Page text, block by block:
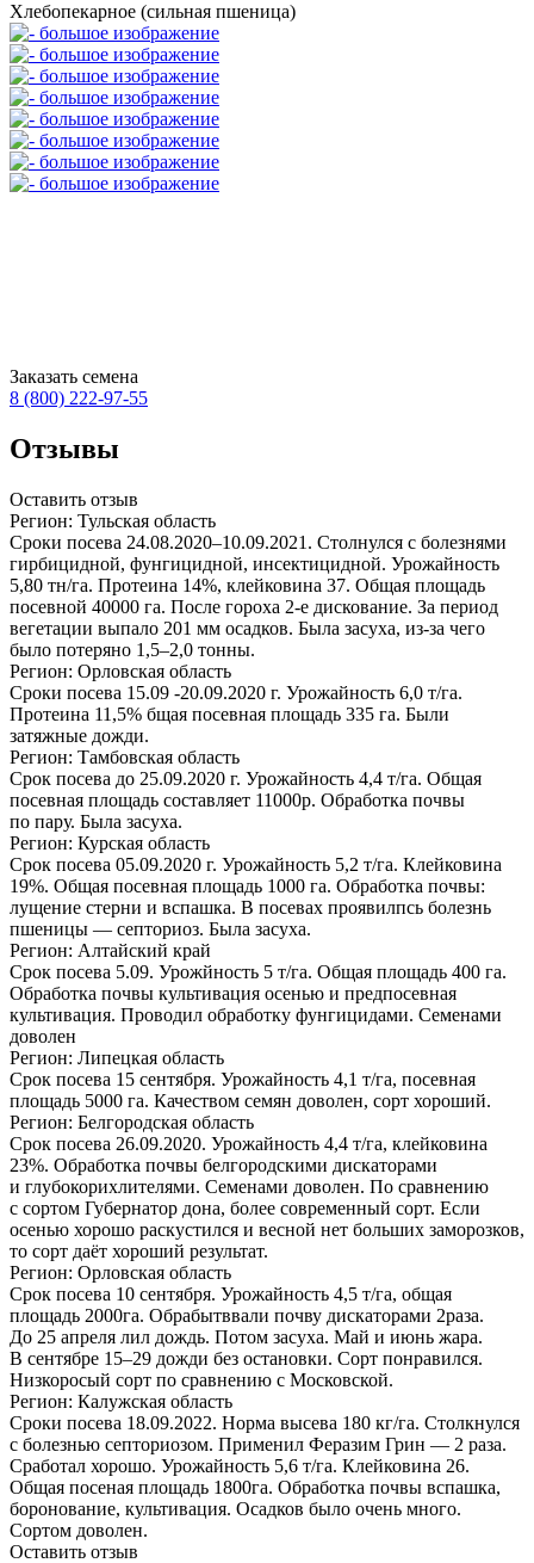
Хлебопекарное (сильная пшеница)
Заказать семена
8 (800) 222-97-55
Отзывы
Оставить отзыв
Регион: Тульская область
Сроки посева 24.08.2020–10.09.2021 . Столнулся с болезнями
гирбицидной, фунгицидной, инсектицидной. Урожайность
5,80 тн/га. Протеина 14%, клейковина 37. Общая площадь
посевной 40000 га. После гороха 2-е дискование. За период
вегетации выпало 201 мм осадков. Была засуха, из-за чего
было потеряно 1,5–2,0 тонны.
Регион: Орловская область
Сроки посева 15.09 -20.09.2020 г. Урожайность 6,0 т/га.
Протеина 11,5% бщая посевная площадь 335 га. Были
затяжные дожди.
Регион: Тамбовская область
Срок посева до 25.09.2020 г. Урожайность 4,4 т/га. Общая
посевная площадь составляет 11000р. Обработка почвы
по пару. Была засуха.
Регион: Курская область
Срок посева 05.09.2020 г. Урожайность 5,2 т/га. Клейковина
19%. Общая посевная площадь 1000 га. Обработка почвы:
лущение стерни и вспашка. В посевах проявилпсь болезнь
пшеницы — септориоз. Была засуха.
Регион: Алтайский край
Срок посева 5.09. Урожйность 5 т/га. Общая площадь 400 га.
Обработка почвы культивация осенью и предпосевная
культивация. Проводил обработку фунгицидами. Семенами
доволен
Регион: Липецкая область
Срок посева 15 сентября. Урожайность 4,1 т/га, посевная
площадь 5000 га. Качеством семян доволен, сорт хороший.
Регион: Белгородская область
Срок посева 26.09.2020. Урожайность 4,4 т/га, клейковина
23%. Обработка почвы белгородскими дискаторами
и глубокорихлителями. Семенами доволен. По сравнению
с сортом Губернатор дона, более современный сорт. Если
осенью хорошо раскустился и весной нет больших заморозков,
то сорт даёт хороший результат.
Регион: Орловская область
Срок посева 10 сентября. Урожайность 4,5 т/га, общая
площадь 2000га. Обрабытввали почву дискаторами 2раза.
До 25 апреля лил дождь. Потом засуха. Май и июнь жара.
В сентябре 15–29 дожди без остановки. Сорт понравился.
Низкоросый сорт по сравнению с Московской.
Регион: Калужская область
Сроки посева 18.09.2022. Норма высева 180 кг/га. Столкнулся
с болезнью септориозом. Применил Феразим Грин — 2 раза.
Сработал хорошо. Урожайность 5,6 т/га. Клейковина 26.
Общая посеная площадь 1800га. Обработка почвы вспашка,
боронование, культивация. Осадков было очень много.
Сортом доволен.
Оставить отзыв